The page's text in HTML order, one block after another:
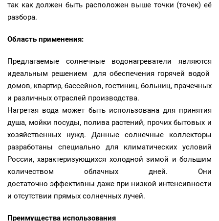
так как должен быть расположен выше точки (точек) её
разбора.
Область применения:
Предлагаемые солнечные водонагреватели являются
идеальным решением для обеспечения горячей водой
домов, квартир, бассейнов, гостиниц, больниц, прачечных
и различных отраслей производства.
Нагретая вода может быть использована для принятия
душа, мойки посуды, полива растений, прочих бытовых и
хозяйственных нужд. Данные солнечные коллекторы
разработаны специально для климатических условий
России, характеризующихся холодной зимой и большим
количеством облачных дней. Они
достаточно эффективны даже при низкой интенсивности
и отсутствии прямых солнечных лучей.
Преимущества использования